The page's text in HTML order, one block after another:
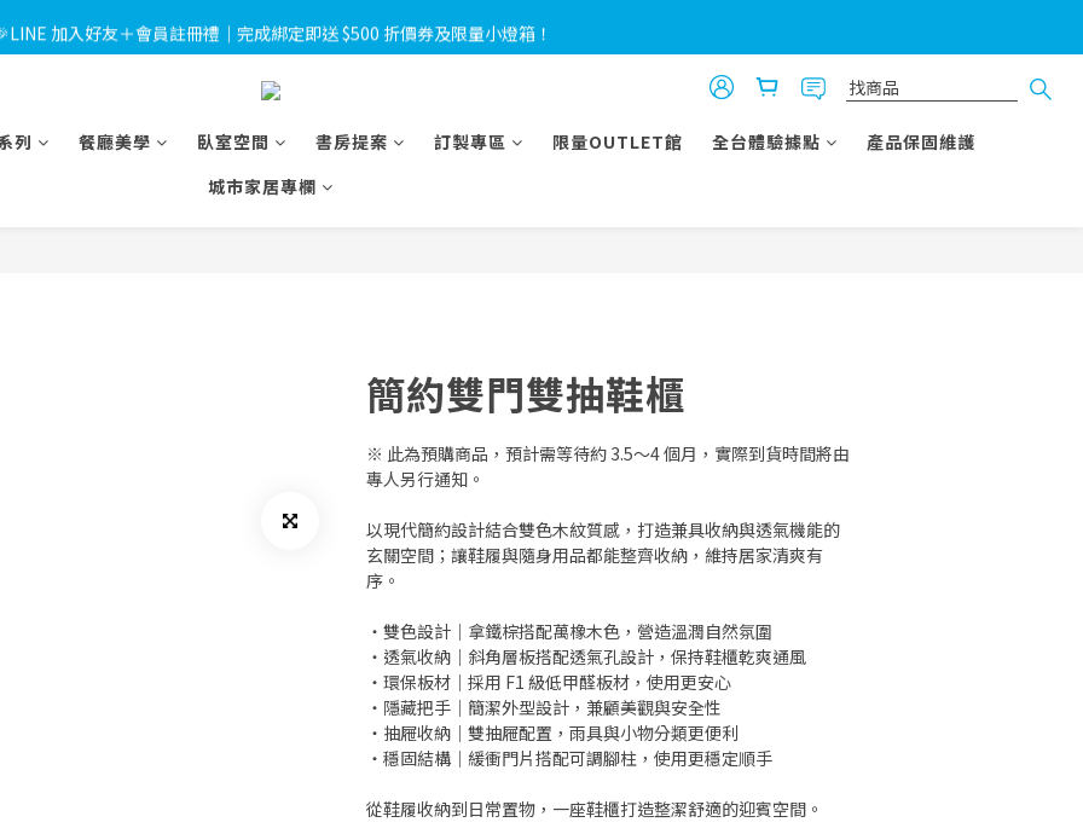
加入好友＋會員註冊禮｜完成綁定即送 $500 折價券及限量小燈箱！
加入好友＋會員註冊禮｜完成綁定即送 $500 折價券及限量小燈箱！
💳使用信用卡消費滿 $10,000 可享3期0利率，滿 $30,000 可享6期0利率
Emily專欄｜甲醛——居家空氣污染的隱形元兇，貓狗比你更需要一個無毒的家
加入好友＋會員註冊禮｜完成綁定即送 $500 折價券及限量小燈箱！
列 餐廳美學 臥室空間 書房提案 訂製專區 限量OUTLET館 全台體驗據點
產品保固維護
城市家居專欄
簡約雙門雙抽鞋櫃
※ 此為預購商品，預計需等待約 3.5～4 個月，實際到貨時間將由
專人另行通知。
以現代簡約設計結合雙色木紋質感，打造兼具收納與透氣機能的
玄關空間；讓鞋履與隨身用品都能整齊收納，維持居家清爽有
序。
・雙色設計｜拿鐵棕搭配萬橡木色，營造溫潤自然氛圍
・透氣收納｜斜角層板搭配透氣孔設計，保持鞋櫃乾爽通風
・環保板材｜採用 F1 級低甲醛板材，使用更安心
・隱藏把手｜簡潔外型設計，兼顧美觀與安全性
・抽屜收納｜雙抽屜配置，雨具與小物分類更便利
・穩固結構｜緩衝門片搭配可調腳柱，使用更穩定順手
從鞋履收納到日常置物，一座鞋櫃打造整潔舒適的迎賓空間。